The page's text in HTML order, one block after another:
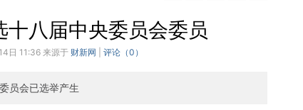
十八届中央委员会委员
日 11:36 来源于 财新网 评论（0 ）
员会已选举产生